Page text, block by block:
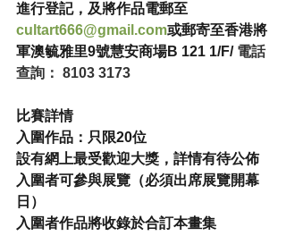
進行登記，及將作品電郵至
cultart666@gmail.com或郵寄至香港將
軍澳毓雅里9號慧安商場B 121 1/F/ 電話
查詢： 8103 3173
比賽詳情
入圍作品：只限20位
設有網上最受歡迎大獎，詳情有待公佈
入圍者可參與展覽（必須出席展覽開幕
日）
入圍者作品將收錄於合訂本畫集